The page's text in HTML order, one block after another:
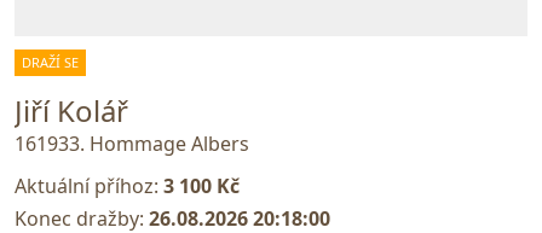
DRAŽÍ SE
Jiří Kolář
161933. Hommage Albers
Aktuální příhoz: 3 100 Kč
Konec dražby: 26.08.2026 20:18:00